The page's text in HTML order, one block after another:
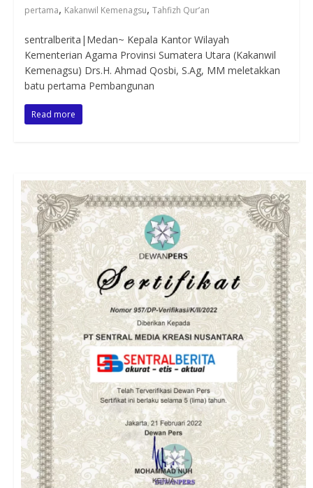
pertama, Kakanwil Kemenagsu, Tahfizh Qur’an
sentralberita|Medan~ Kepala Kantor Wilayah
Kementerian Agama Provinsi Sumatera Utara (Kakanwil
Kemenagsu) Drs.H. Ahmad Qosbi, S.Ag, MM meletakkan
batu pertama Pembangunan
Read more